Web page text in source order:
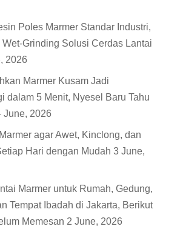
Poles Marmer Standar Industri,
Wet-Grinding Solusi Cerdas Lantai
2026
Marmer Kusam Jadi
dalam 5 Menit, Nyesel Baru Tahu
June, 2026
agar Awet, Kinclong, dan
Hari dengan Mudah 3 June,
Marmer untuk Rumah, Gedung,
Tempat Ibadah di Jakarta, Berikut
Memesan 2 June, 2026